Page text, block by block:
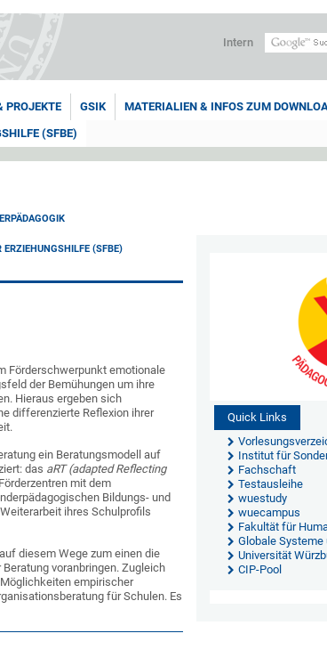
Intern
PROJEKTE GSIK
MATERIALIEN & INFOS ZUM
(SFBE)
ERZIEHUNGSHILFE (SFBE)
Förderschwerpunkt emotionale
der Bemühungen um ihre
Hieraus ergeben sich
differenzierte Reflexion ihrer
ein Beratungsmodell auf
das aRT (adapted Reflecting
mit dem
Bildungs- und
ihres Schulprofils
diesem Wege zum einen die
voranbringen. Zugleich
empirischer
für Schulen. Es
Quick Links
Institut für
Fachschaft
Testausleihe
wuestudy
wuecampus
Fakultät für
Globale
Universität
CIP-Pool